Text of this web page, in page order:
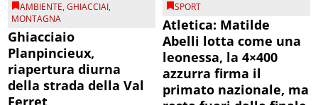
AMBIENTE,GHIACCIAI,
MONTAGNA
Ghiacciaio
Planpincieux,
riapertura diurna
della strada della Val
Ferret
SPORT
Atletica: Matilde
Abelli lotta come una
leonessa, la 4×400
azzurra firma il
primato nazionale, ma